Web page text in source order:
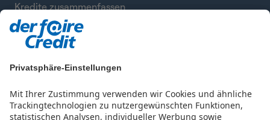
Privatsphäre-Einstellungen
Mit Ihrer Zustimmung verwenden wir Cookies und ähnliche
Trackingtechnologien zu nutzergewünschten Funktionen,
statistischen Analysen, individueller Werbung sowie
Kredite zusammenfassen